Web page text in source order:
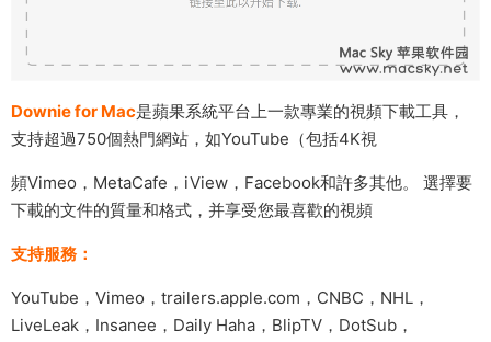
Downie for Mac是蘋果系統平台上一款專業的視頻下載工具，
支持超過750個熱門網站，如YouTube（包括4K視
頻Vimeo，MetaCafe，iView，Facebook和許多其他。 選擇要
下載的文件的質量和格式，并享受您最喜歡的視頻
支持服務：
YouTube，Vimeo，trailers.apple.com，CNBC，NHL，
LiveLeak，Insanee，Daily Haha，BlipTV，DotSub，